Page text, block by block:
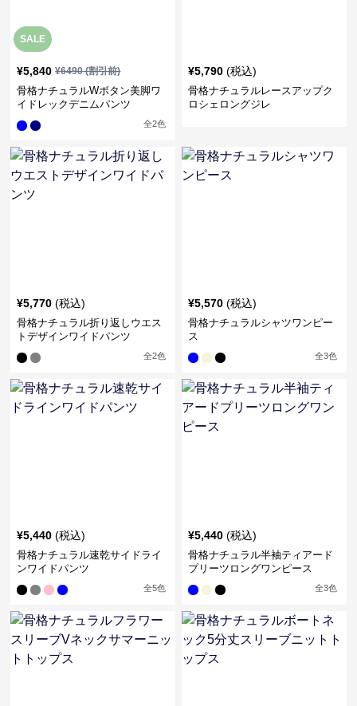
SALE
¥5,840 ¥6490(割引前)
骨格ナチュラルWボタン美脚ワ
イドレックデニムパンツ
全2色
¥5,790 (税込)
骨格ナチュラルレースアップク
ロシェロングジレ
¥5,770 (税込)
骨格ナチュラル折り返しウエス
トデザインワイドパンツ
全2色
¥5,570 (税込)
骨格ナチュラルシャツワンピー
ス
全3色
¥5,440 (税込)
骨格ナチュラル速乾サイドライ
ンワイドパンツ
全5色
¥5,440 (税込)
骨格ナチュラル半袖ティアード
プリーツロングワンピース
全3色